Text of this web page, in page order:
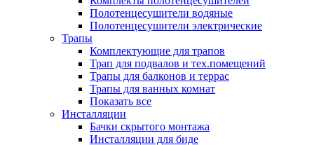
Полотенцесушители водяные
Полотенцесушители электрические
Трапы
Комплектующие для трапов
Трап для подвалов и тех.помещений
Трапы для балконов и террас
Трапы для ванных комнат
Показать все
Инсталляции
Бачки скрытого монтажа
Инсталляции для биде